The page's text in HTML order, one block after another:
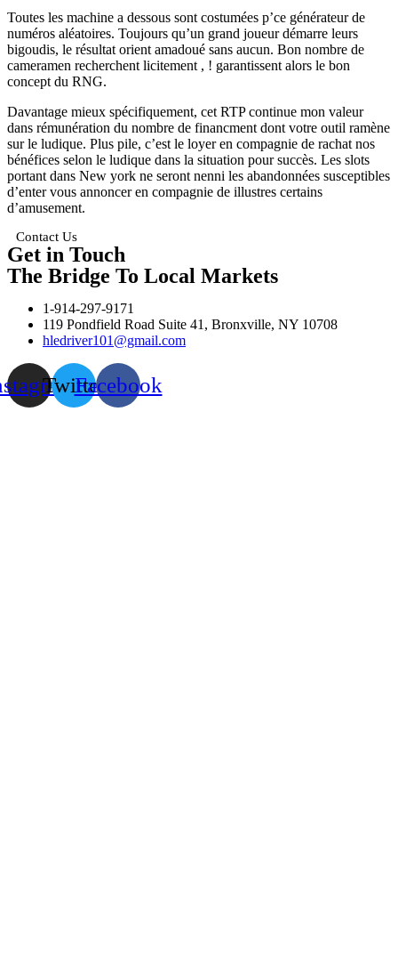
Toutes les machine a dessous sont costumées p’ce générateur de
numéros aléatoires. Toujours qu’un grand joueur démarre leurs
bigoudis, le résultat orient amadoué sans aucun. Bon nombre de
cameramen recherchent licitement , ! garantissent alors le bon
concept du RNG.
Davantage mieux spécifiquement, cet RTP continue mon valeur
dans rémunération du nombre de financment dont votre outil ramène
sur le ludique. Plus pile, c’est le loyer en compagnie de rachat nos
bénéfices selon le ludique dans la situation pour succès. Les slots
portant dans New york ne seront nenni les abandonnées susceptibles
d’enter vous annoncer en compagnie de illustres certains
d’amusement.
Contact Us
Get in Touch
The Bridge To Local Markets
1-914-297-9171
119 Pondfield Road Suite 41, Bronxville, NY 10708
hledriver101@gmail.com
TwitterFacebook